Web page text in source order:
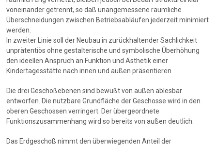
voneinander getrennt, so daß unangemessene räumliche
Überschneidungen zwischen Betriebsabläufen jederzeit minimiert
werden.
In zweiter Linie soll der Neubau in zurückhaltender Sachlichkeit
unprätentiös ohne gestalterische und symbolische Überhöhung
den ideellen Anspruch an Funktion und Ästhetik einer
Kindertagesstätte nach innen und außen präsentieren.
Die drei Geschoßebenen sind bewußt von außen ablesbar
entworfen. Die nutzbare Grundfläche der Geschosse wird in den
oberen Geschossen verringert. Der übergeordnete
Funktionszusammenhang wird so bereits von außen deutlich.
Das Erdgeschoß nimmt den überwiegenden Anteil der